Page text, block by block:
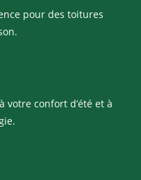
pour des toitures
votre confort d’été et à